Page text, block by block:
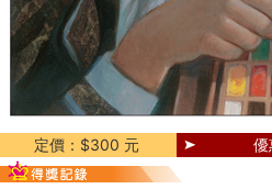
定價：$300 元